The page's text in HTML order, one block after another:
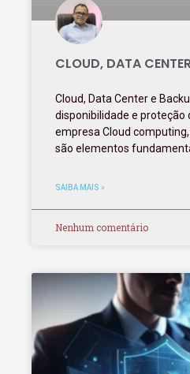
CLOUD, DATA
Cloud, Data Center e
disponibilidade e proteção
empresa Cloud
são elementos
SAIBA MAIS »
Nenhum comentário